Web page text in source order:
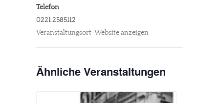
Telefon
0221 2585112
Veranstaltungsort-Website anzeigen
Ähnliche Veranstaltungen